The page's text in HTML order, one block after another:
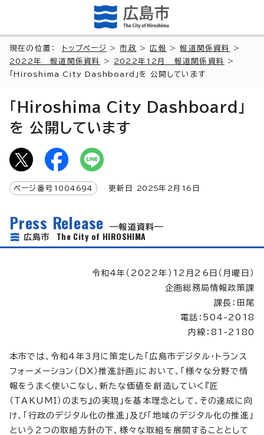
現在の位置： トップページ >市政 >広報 >報道関係資料
>
2022年 報道関係資料
> 2022年12月 報道関係資料
>
「Hiroshima City Dashboard」を 公開しています
「Hiroshima City Dashboard」
を 公開しています
ページ番号 1004694 更新日 2025年2月 16 日
Press Release
報道資料
広島市 The City of HIROSHIMA
令和4年（2022年）12月26日（月曜日）
企画総務局情報政策課
課長：田尾
電話：504-2018
内線：81-2180
本市では、令和4年3月に策定した「広島市デジタル・トランス
フォーメーション（DX）推進計画」において、「様々な分野で情
報をうまく使いこなし、新たな価値を創造していく『匠
（TAKUMI）のまち』の実現」を基本理念として、その達成に向
け、「行政のデジタル化の推進」及び「地域のデジタル化の推進」
という2つの取組方針の下、様々な取組を展開することとして